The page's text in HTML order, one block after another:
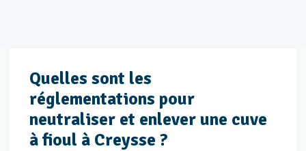
Quelles sont les
réglementations pour
neutraliser et enlever une cuve
à fioul à Creysse ?